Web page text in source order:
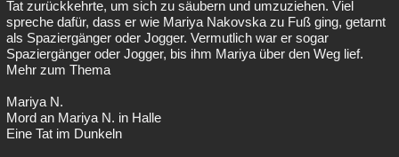
Tat zurückkehrte, um sich zu säubern und umzuziehen. Viel
spreche dafür, dass er wie Mariya Nakovska zu Fuß ging, getarnt
als Spaziergänger oder Jogger. Vermutlich war er sogar
Spaziergänger oder Jogger, bis ihm Mariya über den Weg lief.
Mehr zum Thema
Mariya N.
Mord an Mariya N. in Halle
Eine Tat im Dunkeln